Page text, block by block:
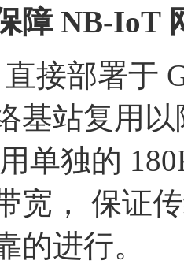
障NB-IoT
部署于
基站复用
单独的
宽， 保证
的进行。